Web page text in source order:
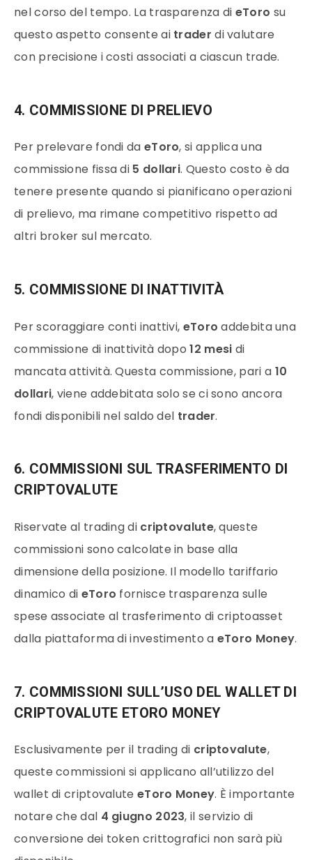
nel corso del tempo. La trasparenza di eToro su
questo aspetto consente ai trader di valutare
con precisione i costi associati a ciascun trade.
4. COMMISSIONE DI PRELIEVO
Per prelevare fondi da eToro, si applica una
commissione fissa di 5 dollari. Questo costo è da
tenere presente quando si pianificano operazioni
di prelievo, ma rimane competitivo rispetto ad
altri broker sul mercato.
5. COMMISSIONE DI INATTIVITÀ
Per scoraggiare conti inattivi, eToro addebita una
commissione di inattività dopo12 mesi di
mancata attività. Questa commissione, pari a 10
dollari, viene addebitata solo se ci sono ancora
fondi disponibili nel saldo del trader.
6. COMMISSIONI SUL TRASFERIMENTO DI
CRIPTOVALUTE
Riservate al trading di criptovalute, queste
commissioni sono calcolate in base alla
dimensione della posizione. Il modello tariffario
dinamico di eToro fornisce trasparenza sulle
spese associate al trasferimento di criptoasset
dalla piattaforma di investimento a eToro Money.
7. COMMISSIONI SULL’USO DEL WALLET DI
CRIPTOVALUTE ETORO MONEY
Esclusivamente per il trading di criptovalute,
queste commissioni si applicano all’utilizzo del
wallet di criptovalute eToro Money. È importante
notare che dal 4 giugno 2023, il servizio di
conversione dei token crittografici non sarà più